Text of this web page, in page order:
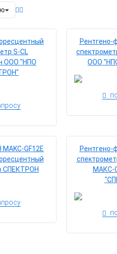
S-CL
ООО "НПО
Рентгено-
ООО
GF12E
СПЕКТРОН
Рентгено-
МАКС-